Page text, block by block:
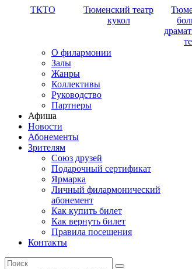
ТКТО
Тюменский театр
кукол
О филармонии
Залы
Жанры
Коллективы
Руководство
Партнеры
Афиша
Новости
Абонементы
Зрителям
Союз друзей
Подарочный сертификат
Ярмарка
Личный филармонический
абонемент
Как купить билет
Как вернуть билет
Правила посещения
Контакты